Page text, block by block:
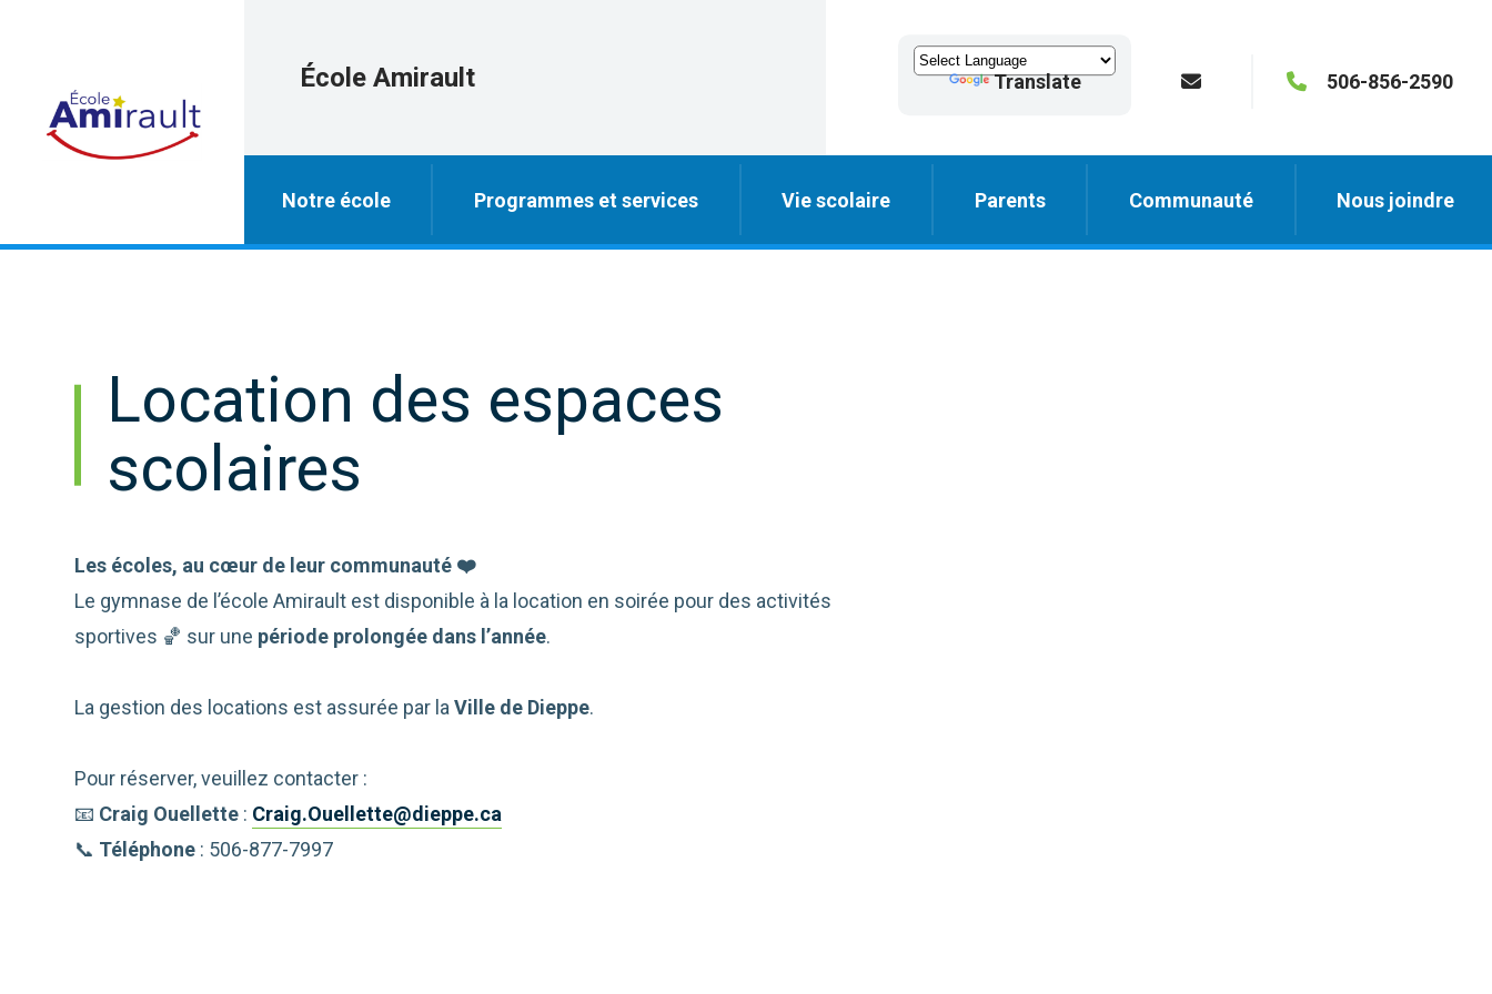
École Amirault Translate 506-856-2590
Notre école Programmes et services Vie scolaire Parents Communauté Nous joindre
Location des espaces
scolaires
Les écoles, au cœur de leur communauté ❤️
Le gymnase de l’école Amirault est disponible à la location en soirée pour des activités
sportives 🏀 sur une période prolongée dans l’année.
La gestion des locations est assurée par laVille de Dieppe.
Pour réserver, veuillez contacter :
📧 Craig Ouellette : Craig.Ouellette@dieppe.ca
📞 Téléphone : 506-877-7997